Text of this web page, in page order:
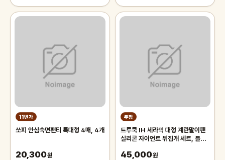
11번가
쏘피 안심숙면팬티 특대형 4매, 4개
20,300원
쿠팡
트루쿡 IH 세라믹 대형 계란말이팬
실리콘 자이언트 뒤집개 세트, 블랙,
45,000원